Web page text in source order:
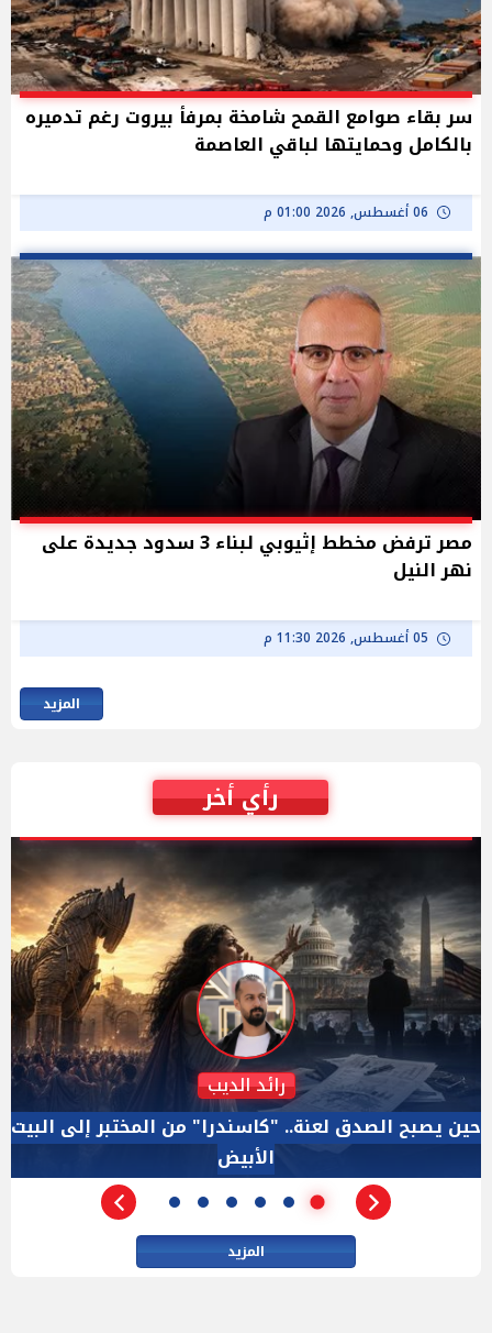
سر بقاء صوامع القمح شامخة بمرفأ بيروت رغم تدميره
بالكامل وحمايتها لباقي العاصمة
06 أغسطس, 2026 01:00 م
مصر ترفض مخطط إثيوبي لبناء 3 سدود جديدة على
نهر النيل
05 أغسطس, 2026 11:30 م
المزيد
رأي أخر
دكتور نزيه الحكيم
الإجازة البرلمانية ليست إجازة من الرقابة.. والسؤال ليس
الأداة الوحيده بعد فض الانعقاد
المزيد